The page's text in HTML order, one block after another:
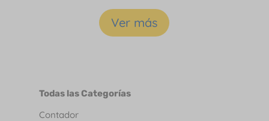
Ver más
Todas las Categorías
Contador